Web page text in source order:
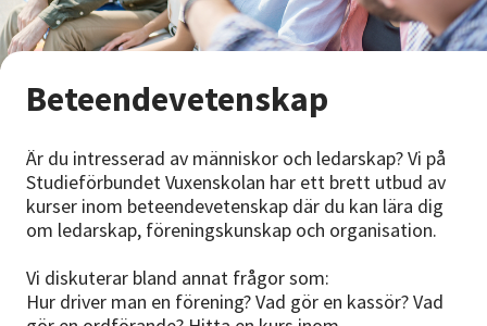
Cirkelledare
Nyheter
Avdelningar
Beteendevetenskap
Är du intresserad av människor och ledarskap? Vi på
Studieförbundet Vuxenskolan har ett brett utbud av
kurser inom beteendevetenskap där du kan lära dig
om ledarskap, föreningskunskap och organisation.
Vi diskuterar bland annat frågor som:
Hur driver man en förening? Vad gör en kassör? Vad